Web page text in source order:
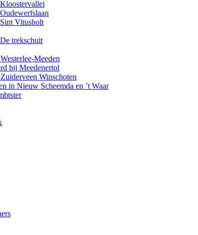
Vitusholt
trekschuit
Meeden
bij Meedenertol
Winschoten
in Nieuw Scheemda en ’t Waar